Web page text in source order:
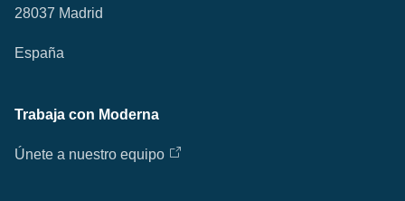
28037 Madrid
España
Trabaja con Moderna
Únete a nuestro equipo